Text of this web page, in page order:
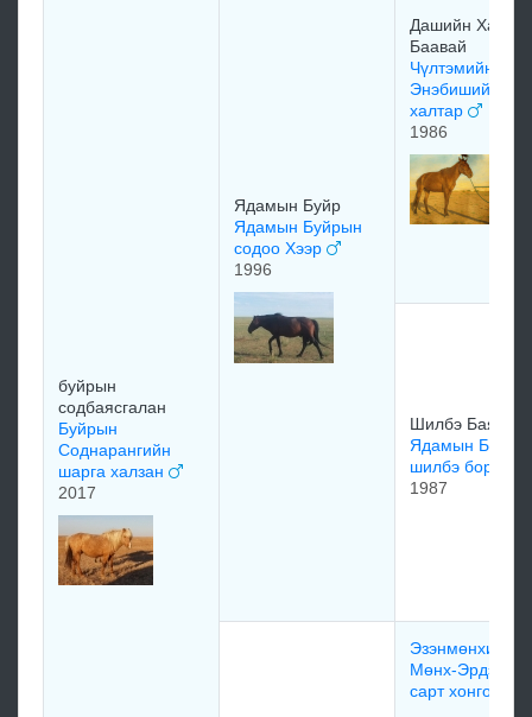
буйрын
содбаясгалан
Буйрын
Соднарангийн
шарга халзан
2017
Ядамын Буйр
Ядамын Буйрын
содоо Хээр
1996
Дашийн
Баавай
Чүлтэмийн
Энэбишийн
халтар
1986
Шилбэ
Ядамын
шилбэ борогч
1987
Эзэнмөнхийн
Мөнх-
сарт хонгор